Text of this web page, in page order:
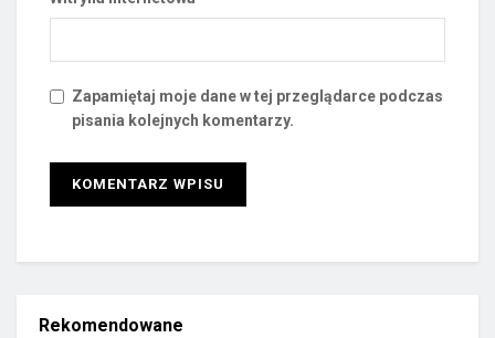
Zapamiętaj moje dane w tej przeglądarce podczas
pisania kolejnych komentarzy.
Rekomendowane